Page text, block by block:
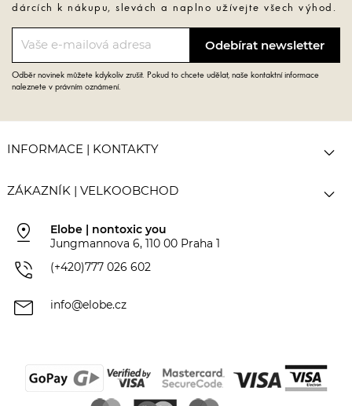
dárcích k nákupu, slevách a naplno užívejte všech výhod.
Odběr novinek můžete kdykoliv zrušit. Pokud to chcete udělat, naše kontaktní informace
naleznete v právním oznámení.
INFORMACE | KONTAKTY 
ZÁKAZNÍK | VELKOOBCHOD 
pin_drop
Elobe | nontoxic you
Jungmannova 6, 110 00 Praha 1
phone_in_talk (+420)777 026 602
mail info@elobe.cz